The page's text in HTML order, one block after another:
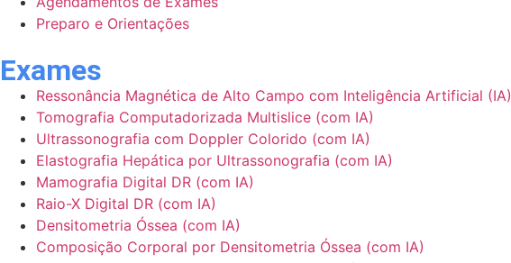
Preparo e Orientações
Exames
Ressonância Magnética de Alto Campo com Inteligência Artificial (IA)
Tomografia Computadorizada Multislice (com IA)
Ultrassonografia com Doppler Colorido (com IA)
Elastografia Hepática por Ultrassonografia (com IA)
Mamografia Digital DR (com IA)
Raio-X Digital DR (com IA)
Densitometria Óssea (com IA)
Composição Corporal por Densitometria Óssea (com IA)